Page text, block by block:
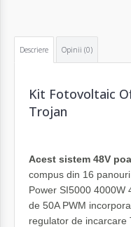
Descriere Opinii (0)
Kit Fotovoltaic
Trojan
Acest sistem 48V
compus din 16
Power SI5000 4000W
de 50A PWM
regulator de incarcare